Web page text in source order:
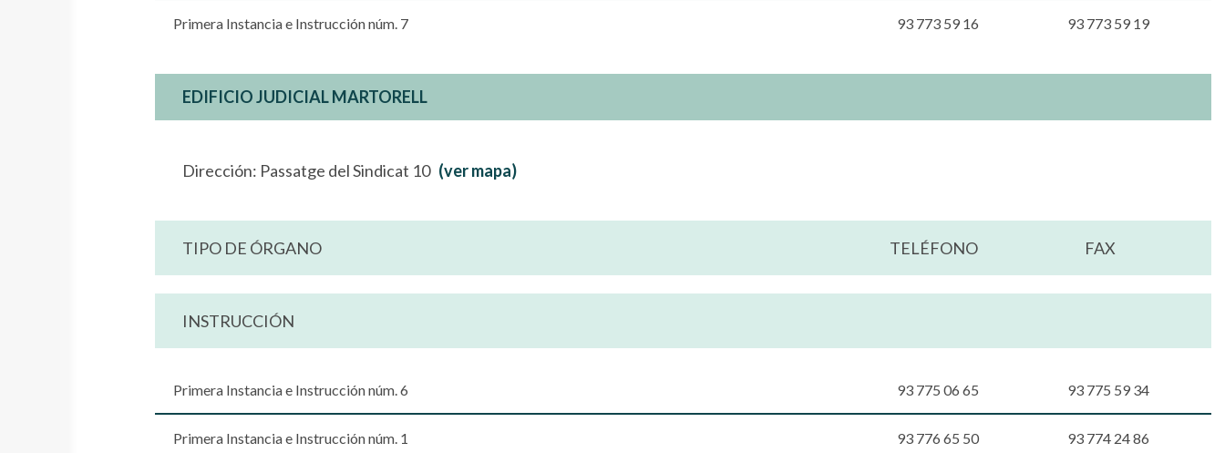
Primera Instancia e Instrucción núm. 7 93 773 59 16 93 773 59 19
EDIFICIO JUDICIAL MARTORELL
Dirección: Passatge del Sindicat 10 (ver mapa)
TIPO DE ÓRGANO TELÉFONO FAX
INSTRUCCIÓN
Primera Instancia e Instrucción núm. 6 93 775 06 65 93 775 59 34
Primera Instancia e Instrucción núm. 1 93 776 65 50 93 774 24 86